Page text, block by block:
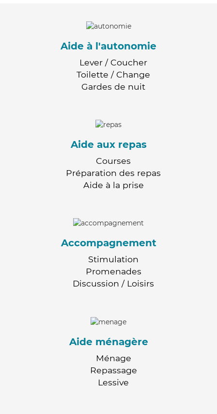
Aide à l'autonomie
Lever / Coucher
Toilette / Change
Gardes de nuit
Aide aux repas
Courses
Préparation des repas
Aide à la prise
Accompagnement
Stimulation
Promenades
Discussion / Loisirs
Aide ménagère
Ménage
Repassage
Lessive